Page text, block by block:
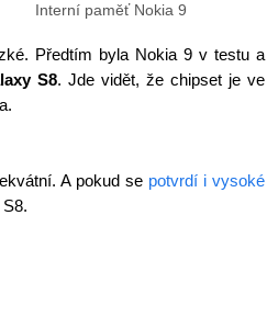
Interní paměť Nokia 9
Předtím byla Nokia 9 v testu a
S8. Jde vidět, že chipset je ve
A pokud se potvrdí i vysoké